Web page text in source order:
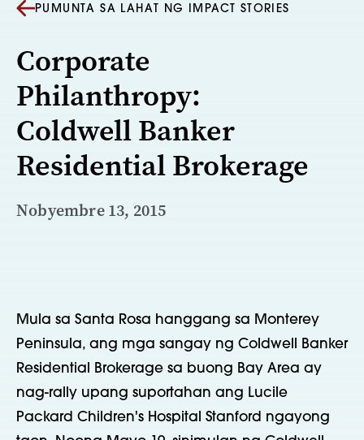
PUMUNTA SA LAHAT NG IMPACT STORIES
Corporate
Philanthropy:
Coldwell Banker
Residential Brokerage
Nobyembre 13, 2015
Mula sa Santa Rosa hanggang sa Monterey
Peninsula, ang mga sangay ng Coldwell Banker
Residential Brokerage sa buong Bay Area ay
nag-rally upang suportahan ang Lucile
Packard Children's Hospital Stanford ngayong